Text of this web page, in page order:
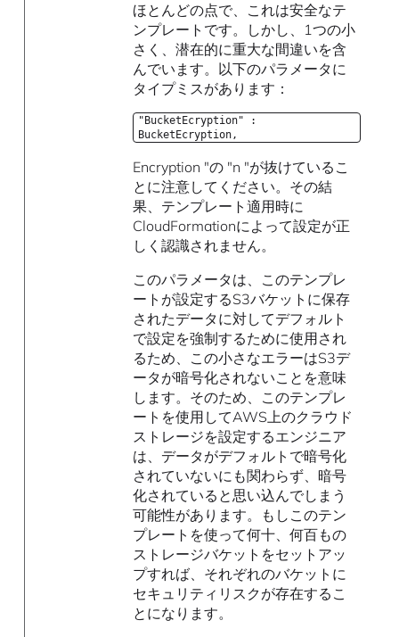
ほとんどの点で、これは安全なテ
ンプレートです。しかし、1つの小
さく、潜在的に重大な間違いを含
んでいます。以下のパラメータに
タイプミスがあります：
"BucketEcryption" :
BucketEcryption,
Encryption "の "n "が抜けているこ
とに注意してください。その結
果、テンプレート適用時に
CloudFormationによって設定が正
しく認識されません。
このパラメータは、このテンプレ
ートが設定するS3バケットに保存
されたデータに対してデフォルト
で設定を強制するために使用され
るため、この小さなエラーはS3デ
ータが暗号化されないことを意味
します。そのため、このテンプレ
ートを使用してAWS上のクラウド
ストレージを設定するエンジニア
は、データがデフォルトで暗号化
されていないにも関わらず、暗号
化されていると思い込んでしまう
可能性があります。もしこのテン
プレートを使って何十、何百もの
ストレージバケットをセットアッ
プすれば、それぞれのバケットに
セキュリティリスクが存在するこ
とになります。